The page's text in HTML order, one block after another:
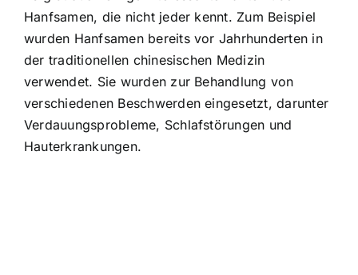
Hanfsamen, die nicht jeder kennt. Zum Beispiel
wurden Hanfsamen bereits vor Jahrhunderten in
der traditionellen chinesischen Medizin
verwendet. Sie wurden zur Behandlung von
verschiedenen Beschwerden eingesetzt, darunter
Verdauungsprobleme, Schlafstörungen und
Hauterkrankungen.